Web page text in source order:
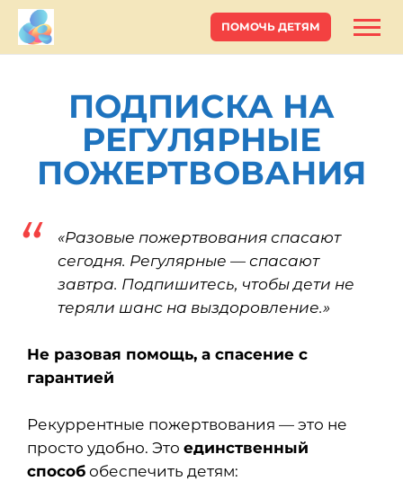
ПОМОЧЬ ДЕТЯМ
ПОДПИСКА НА
РЕГУЛЯРНЫЕ
ПОЖЕРТВОВАНИЯ
«Разовые пожертвования спасают
сегодня. Регулярные — спасают
завтра. Подпишитесь, чтобы дети не
теряли шанс на выздоровление.»
Не разовая помощь, а спасение с
гарантией
Рекуррентные пожертвования — это не
просто удобно. Это единственный
способ обеспечить детям: